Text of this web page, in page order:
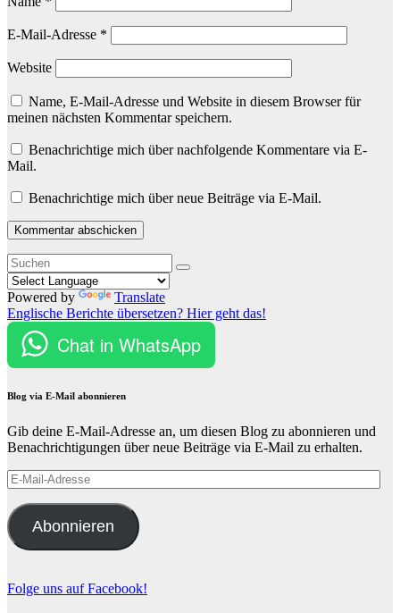
E-Mail-Adresse *
Website
Name, E-Mail-Adresse und Website in diesem Browser für
meinen nächsten Kommentar speichern.
Benachrichtige mich über nachfolgende Kommentare via E-
Mail.
Benachrichtige mich über neue Beiträge via E-Mail.
Powered by
Translate
Englische Berichte übersetzen? Hier geht das!
Chat in WhatsApp
Blog via E-Mail abonnieren
Gib deine E-Mail-Adresse an, um diesen Blog zu abonnieren und
Benachrichtigungen über neue Beiträge via E-Mail zu erhalten.
E-
Mail-
Adresse
Abonnieren
Folge uns auf Facebook!